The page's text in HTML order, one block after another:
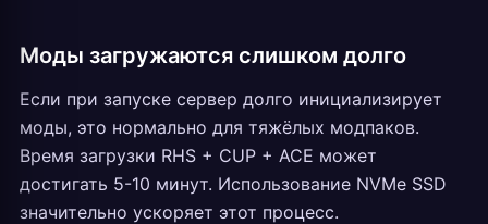
Моды загружаются слишком долго
Если при запуске сервер долго инициализирует
моды, это нормально для тяжёлых модпаков.
Время загрузки RHS + CUP + ACE может
достигать 5-10 минут. Использование NVMe SSD
значительно ускоряет этот процесс.